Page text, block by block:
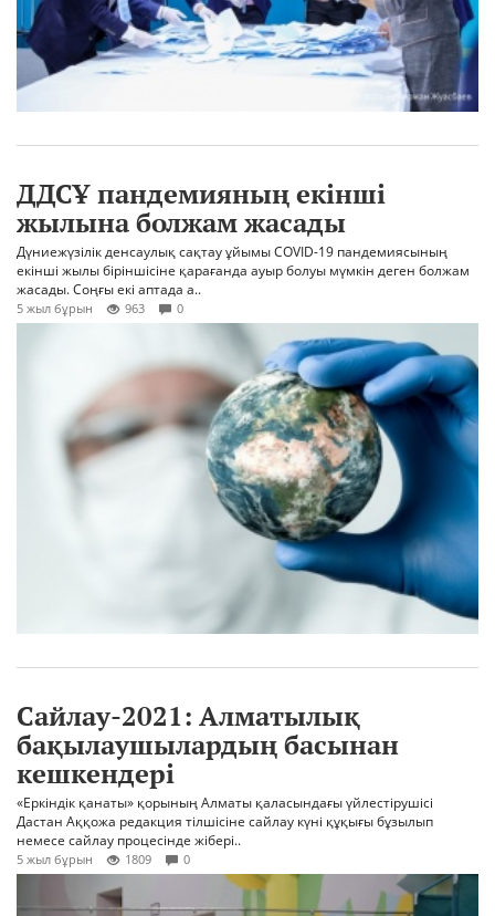
ДДСҰ пандемияның екінші
жылына болжам жасады
Дүниежүзілік денсаулық сақтау ұйымы COVID-19 пандемиясының
екінші жылы біріншісіне қарағанда ауыр болуы мүмкін деген болжам
жасады. Соңғы екі аптада а..
5 жыл бұрын 963 0
Сайлау-2021: Алматылық
бақылаушылардың басынан
кешкендері
«Еркіндік қанаты» қорының Алматы қаласындағы үйлестірушісі
Дастан Аққожа редакция тілшісіне сайлау күні құқығы бұзылып
немесе сайлау процесінде жібері..
5 жыл бұрын 1809 0